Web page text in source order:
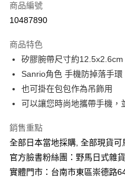
信用卡分期付款
合作金庫商業銀行
華南商業銀行
上海商業儲蓄銀行
國泰世華商業銀行
臺灣中小企業銀行
聯邦商業銀行
元大商業銀行
玉山商業銀行
台新國際商業銀行
台灣樂天信用卡公司
超商取貨付款
LINE Pay
Apple Pay
悠遊付
Google Pay
商品編號
10487890
商品特色
矽膠腕帶尺寸約
Sanrio角色 手機防掉落手環
也可掛在包包作為吊飾用
可以讓您時尚地攜帶手機，
銷售重點
全部日本當地採購, 全部現貨可
官方臉書粉絲團：野馬日式雜貨
實體門市：台南市東區崇德路